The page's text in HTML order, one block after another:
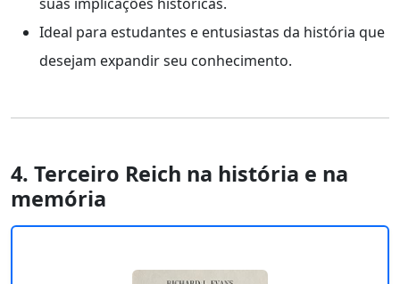
Ideal para estudantes e entusiastas da história que
desejam expandir seu conhecimento.
4. Terceiro Reich na história e na
memória